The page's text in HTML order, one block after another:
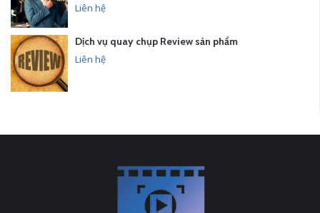
Liên hệ
Dịch vụ quay chụp Review sản phẩm
Liên hệ